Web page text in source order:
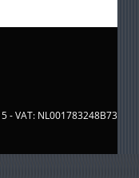
- VAT: NL001783248B73